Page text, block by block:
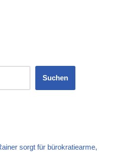
Suchen
sorgt für bürokratiearme,